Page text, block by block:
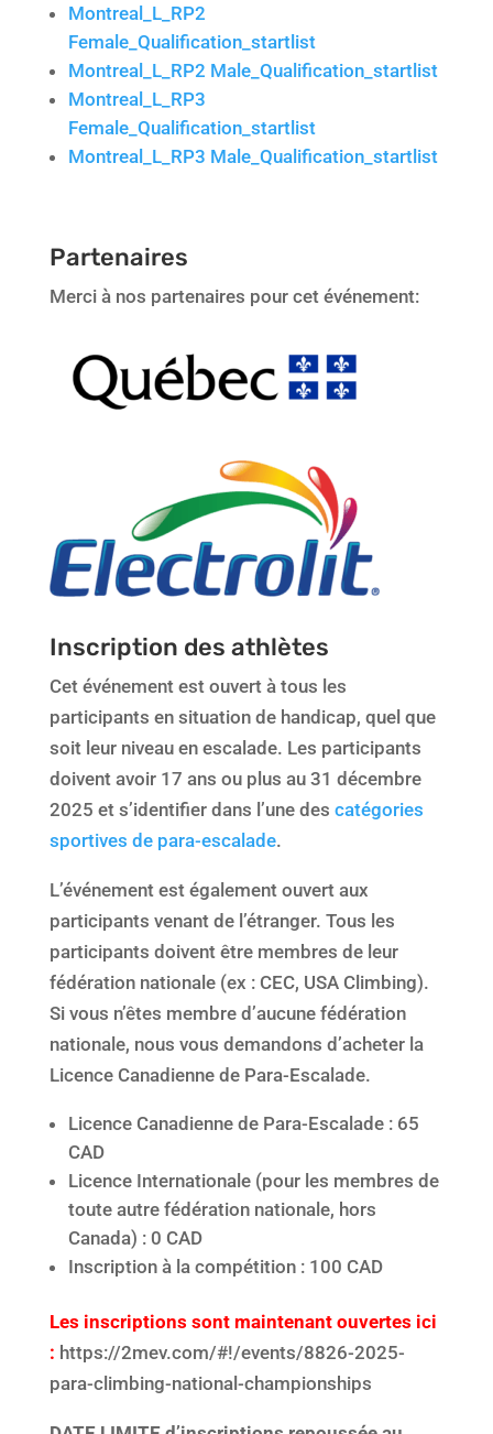
Montreal_L_RP2
Female_Qualification_startlist
Montreal_L_RP2 Male_Qualification_startlist
Montreal_L_RP3
Female_Qualification_startlist
Montreal_L_RP3 Male_Qualification_startlist
Partenaires
Merci à nos partenaires pour cet événement:
Inscription des athlètes
Cet événement est ouvert à tous les
participants en situation de handicap, quel que
soit leur niveau en escalade. Les participants
doivent avoir 17 ans ou plus au 31 décembre
2025 et s’identifier dans l’une des catégories
sportives de para-escalade.
L’événement est également ouvert aux
participants venant de l’étranger. Tous les
participants doivent être membres de leur
fédération nationale (ex : CEC, USA Climbing).
Si vous n’êtes membre d’aucune fédération
nationale, nous vous demandons d’acheter la
Licence Canadienne de Para-Escalade.
Licence Canadienne de Para-Escalade : 65
CAD
Licence Internationale (pour les membres de
toute autre fédération nationale, hors
Canada) : 0 CAD
Inscription à la compétition : 100 CAD
Les inscriptions sont maintenant ouvertes ici
: https://2mev.com/#!/events/8826-2025-
para-climbing-national-championships